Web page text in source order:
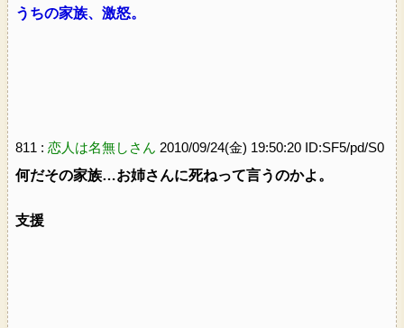
うちの家族、激怒。
811 : 恋人は名無しさん 2010/09/24(金) 19:50:20 ID:SF5/pd/S0
何だその家族…お姉さんに死ねって言うのかよ。
支援